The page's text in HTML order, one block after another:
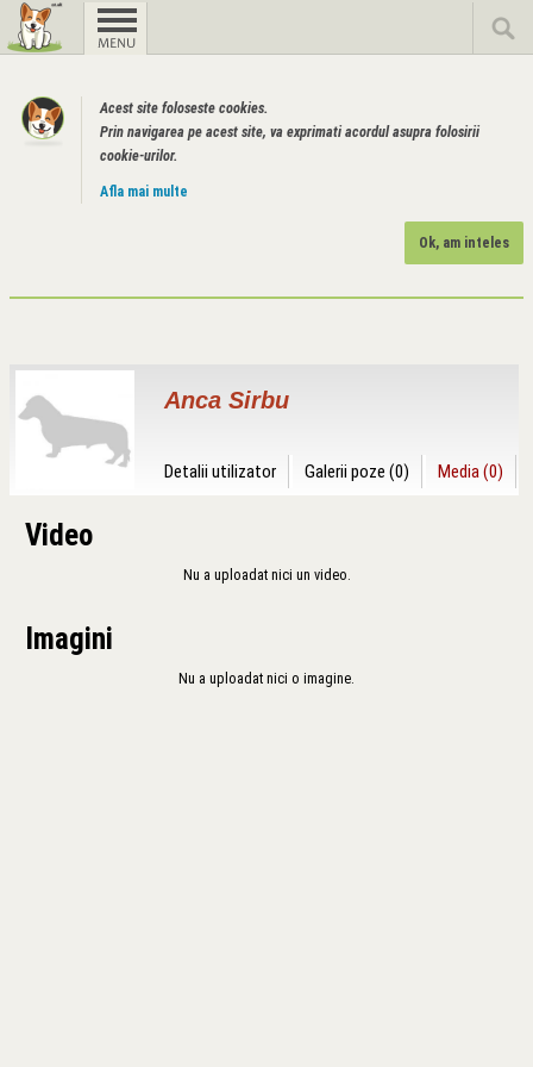
Acest site foloseste cookies.
Prin navigarea pe acest site, va exprimati acordul asupra folosirii
cookie-urilor.
Afla mai multe
Ok, am inteles
Anca Sirbu
Detalii utilizator Galerii poze (0) Media (0)
Video
Nu a uploadat nici un video.
Imagini
Nu a uploadat nici o imagine.